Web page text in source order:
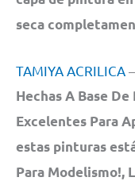
seca
TAMIYA ACRILICA–
Hechas A Base
Excelentes Para
estas pinturas
Para Modelismo!,